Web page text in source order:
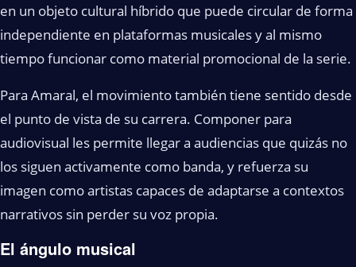
en un objeto cultural híbrido que puede circular de forma
independiente en plataformas musicales y al mismo
tiempo funcionar como material promocional de la serie.
Para Amaral, el movimiento también tiene sentido desde
el punto de vista de su carrera. Componer para
audiovisual les permite llegar a audiencias que quizás no
los siguen activamente como banda, y refuerza su
imagen como artistas capaces de adaptarse a contextos
narrativos sin perder su voz propia.
El ángulo musical